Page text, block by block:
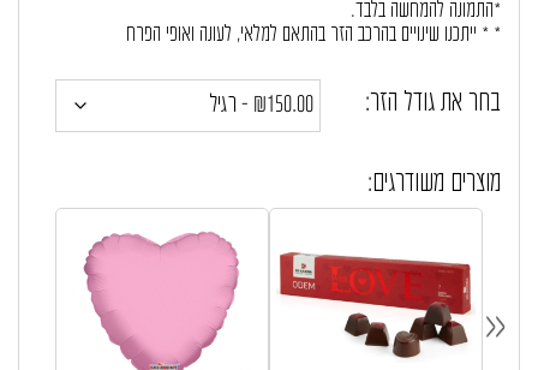
*התמונה להמחשה בלבד.
* * ייתכנו שינויים בהרכב הזר בהתאם למלאי, לעונה ואופי הפרח
במידה וחלק מהפרחים חסרים במלאי ישולבו פרחים דומים ככל האפשר
התואמים לאופי הזר.
בחר את גודל הזר:
מוצרים משודרגים:
«